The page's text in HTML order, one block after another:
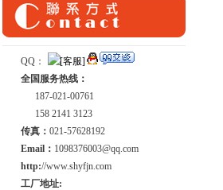
QQ：
全国服务热线：
187-021-00761
158 2141 3123
传真：021-57628192
Email： 1098376003@qq.com
http://www.shyfjn.com
工厂地址: